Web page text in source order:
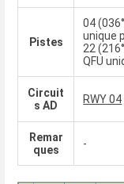
Pistes
04
unique
22
QFU
Circuit
s AD
RWY 04
Remar
ques
-